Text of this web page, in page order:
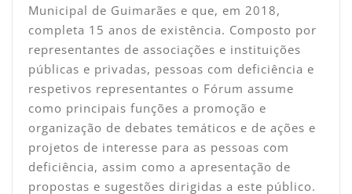
Municipal de Guimarães e que, em 2018,
completa 15 anos de existência. Composto por
representantes de associações e instituições
públicas e privadas, pessoas com deficiência e
respetivos representantes o Fórum assume
como principais funções a promoção e
organização de debates temáticos e de ações e
projetos de interesse para as pessoas com
deficiência, assim como a apresentação de
propostas e sugestões dirigidas a este público.